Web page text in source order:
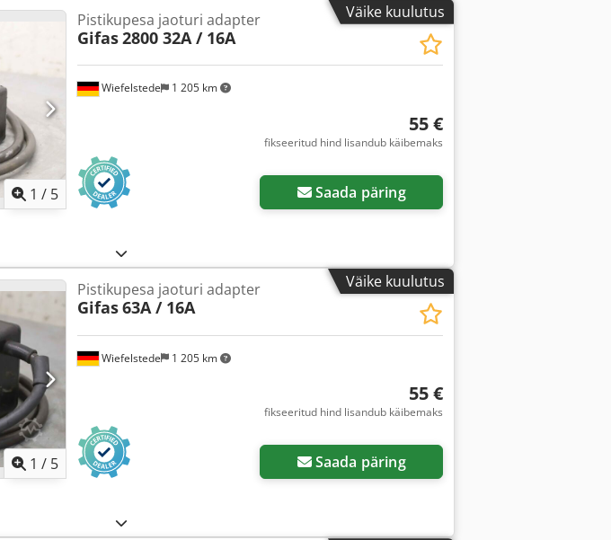
Väike kuulutus
1 / 5
Wiefelstede 1 205 km
Pistikupesa jaoturi adapter
Gifas2800 32A / 16A
55 €
fikseeritud hind lisandub käibemaks
Saada päring
Väike kuulutus
1 / 5
Wiefelstede 1 205 km
Pistikupesa jaoturi adapter
Gifas63A / 16A
55 €
fikseeritud hind lisandub käibemaks
Saada päring